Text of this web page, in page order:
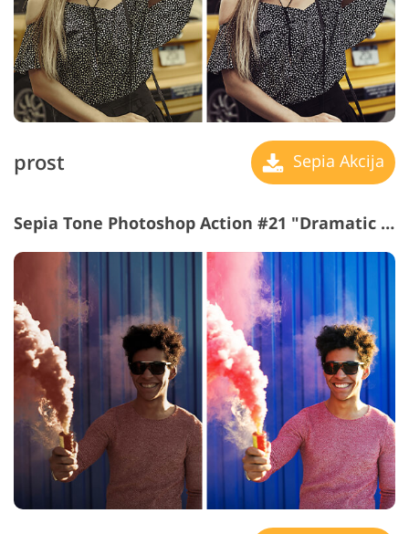
prost Sepia Akcija
Sepia Tone Photoshop Action #21 "Dramatic Style"